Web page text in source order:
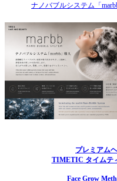
ナノバブルシステム「
プレミアム
TIMETIC タイムテ
Face Grow